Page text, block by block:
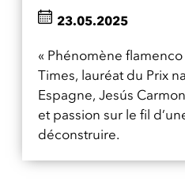
« Phénomène
Times, lauréat du Prix
Espagne, Jesús
et passion sur le fil
déconstruire.
23.05.2025